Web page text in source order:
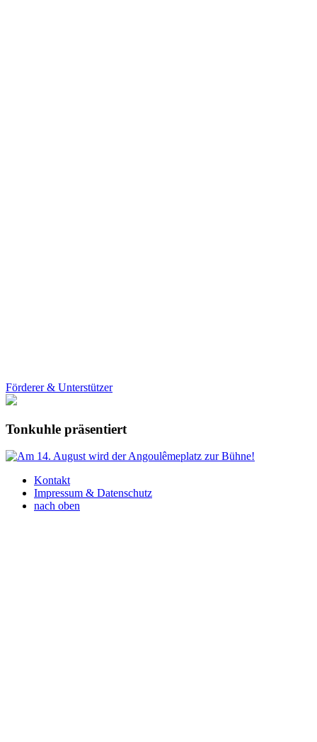
Förderer & Unterstützer
Tonkuhle präsentiert
Kontakt
Impressum & Datenschutz
nach oben